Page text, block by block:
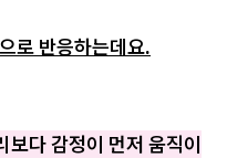
로 반응하는데요.
보다 감정이 먼저 움직이